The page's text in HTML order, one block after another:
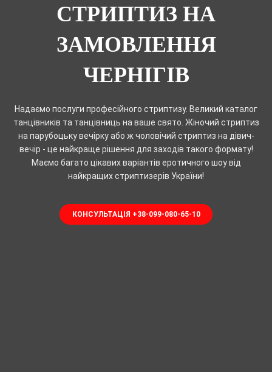
СТРИПТИЗ НА
ЗАМОВЛЕННЯ
ЧЕРНІГІВ
Надаємо послуги професійного стриптизу. Великий каталог
танцівників та танцівниць на ваше свято. Жіночий стриптиз
на парубоцьку вечірку або ж чоловічий стриптиз на дівич-
вечір - це найкраще рішення для заходів такого формату!
Маємо багато цікавих варіантів еротичного шоу від
найкращих стриптизерів України!
КОНСУЛЬТАЦІЯ +38-099-080-65-10